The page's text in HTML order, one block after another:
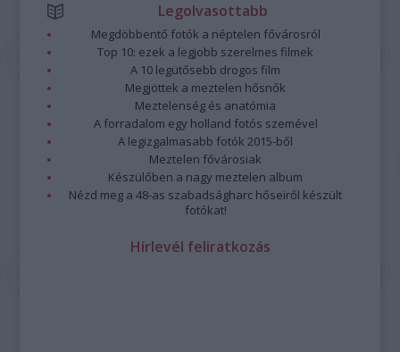
Legolvasottabb
Megdöbbentő fotók a néptelen fővárosról
Top 10: ezek a legjobb szerelmes filmek
A 10 legütősebb drogos film
Megjöttek a meztelen hősnők
Meztelenség és anatómia
A forradalom egy holland fotós szemével
A legizgalmasabb fotók 2015-ből
Meztelen fővárosiak
Készülőben a nagy meztelen album
Nézd meg a 48-as szabadságharc hőseiről készült
fotókat!
Hírlevél feliratkozás